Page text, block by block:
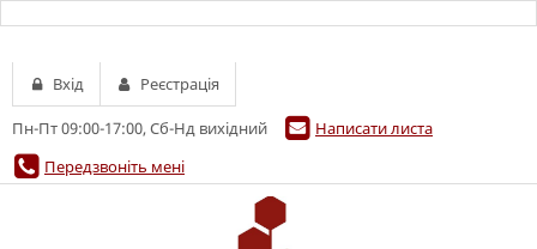
Пн-Пт 09:00-17:00, Сб-Нд вихідний
Написати листа
Передзвоніть мені
Вхід Реєстрація